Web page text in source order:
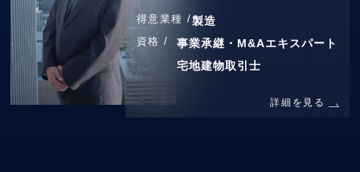
得意業種 /製造
資格 /
事業承継・M&Aエキスパート
宅地建物取引士
詳細を見る